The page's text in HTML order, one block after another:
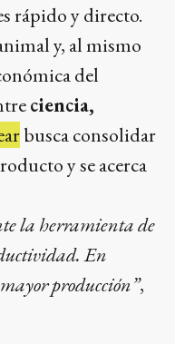
rápido y directo.
y, al mismo
del
ciencia,
busca consolidar
y se acerca
la herramienta de
En
producción”,